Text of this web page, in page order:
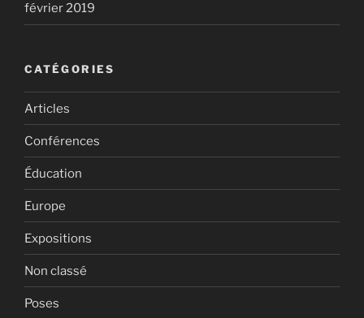
février 2019
CATÉGORIES
Articles
Conférences
Éducation
Europe
Expositions
Non classé
Poses